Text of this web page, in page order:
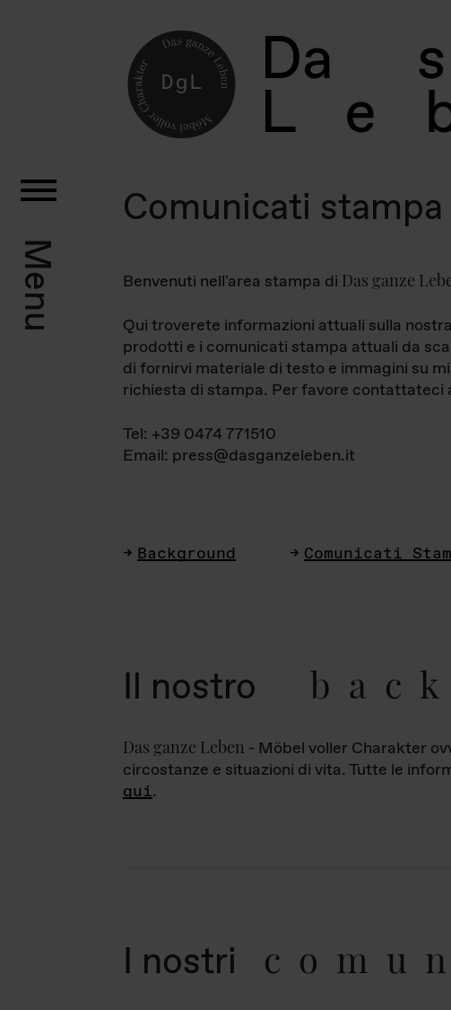
Da s
L e
Menu
Comunicati stampa
Benvenuti nell'area stampa di Das ganze
Qui troverete informazioni attuali sulla
prodotti e i comunicati stampa attuali da
di fornirvi materiale di testo e immagini su
richiesta di stampa. Per favore contattateci
Tel: +39 0474 771510
Email: press@dasganzeleben.it
Background Comunicati
Il nostro
Das ganze Leben - Möbel voller Charakter
circostanze e situazioni di vita. Tutte le
qui.
I nostri